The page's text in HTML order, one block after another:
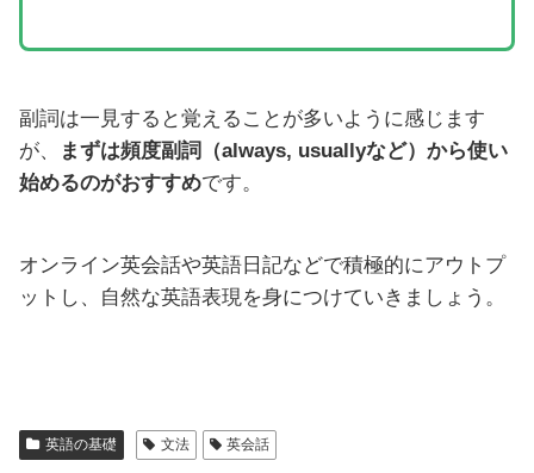
副詞は一見すると覚えることが多いように感じます
が、
まずは頻度副詞（always, usuallyなど）から使い
始めるのがおすすめです。
オンライン英会話や英語日記などで積極的にアウトプ
ットし、自然な英語表現を身につけていきましょう。
英語の基礎 文法 英会話